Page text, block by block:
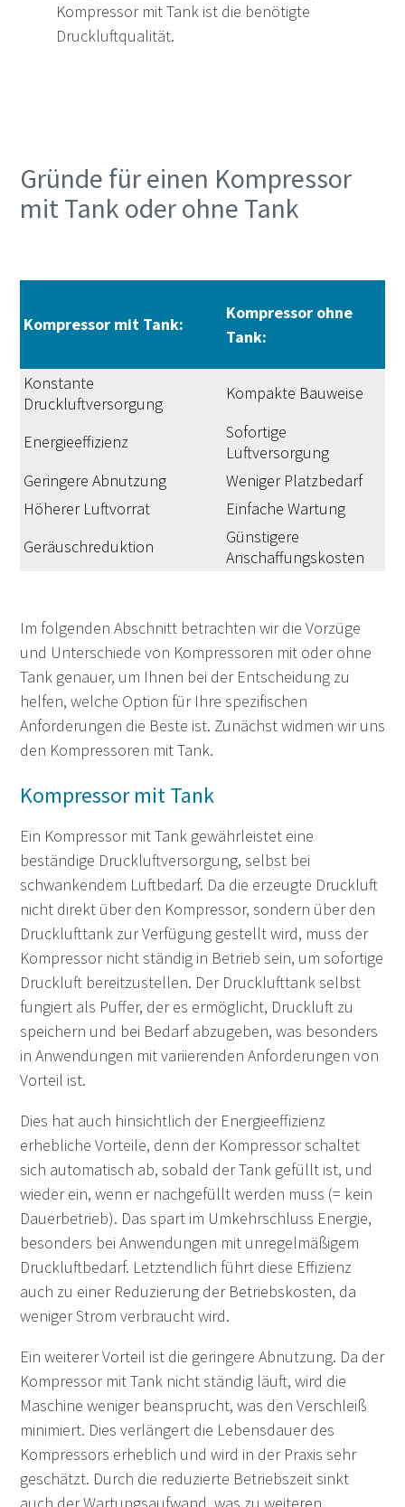
Kompressor mit Tank ist die benötigte
Druckluftqualität.
Gründe für einen Kompressor
mit Tank oder ohne Tank
Kompressor mit Tank:
Kompressor ohne
Tank:
Konstante
Druckluftversorgung
Kompakte Bauweise
Energieeffizienz
Sofortige
Luftversorgung
Geringere Abnutzung
Weniger Platzbedarf
Höherer Luftvorrat
Einfache Wartung
Geräuschreduktion
Günstigere
Anschaffungskosten
Im folgenden Abschnitt betrachten wir die Vorzüge
und Unterschiede von Kompressoren mit oder ohne
Tank genauer, um Ihnen bei der Entscheidung zu
helfen, welche Option für Ihre spezifischen
Anforderungen die Beste ist. Zunächst widmen wir uns
den Kompressoren mit Tank.
Kompressor mit Tank
Ein Kompressor mit Tank gewährleistet eine
beständige Druckluftversorgung, selbst bei
schwankendem Luftbedarf. Da die erzeugte Druckluft
nicht direkt über den Kompressor, sondern über den
Drucklufttank zur Verfügung gestellt wird, muss der
Kompressor nicht ständig in Betrieb sein, um sofortige
Druckluft bereitzustellen. Der Drucklufttank selbst
fungiert als Puffer, der es ermöglicht, Druckluft zu
speichern und bei Bedarf abzugeben, was besonders
in Anwendungen mit variierenden Anforderungen von
Vorteil ist.
Dies hat auch hinsichtlich der Energieeffizienz
erhebliche Vorteile, denn der Kompressor schaltet
sich automatisch ab, sobald der Tank gefüllt ist, und
wieder ein, wenn er nachgefüllt werden muss (= kein
Dauerbetrieb). Das spart im Umkehrschluss Energie,
besonders bei Anwendungen mit unregelmäßigem
Druckluftbedarf. Letztendlich führt diese Effizienz
auch zu einer Reduzierung der Betriebskosten, da
weniger Strom verbraucht wird.
Ein weiterer Vorteil ist die geringere Abnutzung. Da der
Kompressor mit Tank nicht ständig läuft, wird die
Maschine weniger beansprucht, was den Verschleiß
minimiert. Dies verlängert die Lebensdauer des
Kompressors erheblich und wird in der Praxis sehr
geschätzt. Durch die reduzierte Betriebszeit sinkt